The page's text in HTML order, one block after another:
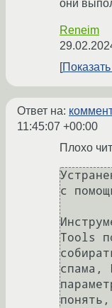
они
Reneim
Показать
Ответ на:
11:45:07 +00:00
Плохо
с
Tools
спама,